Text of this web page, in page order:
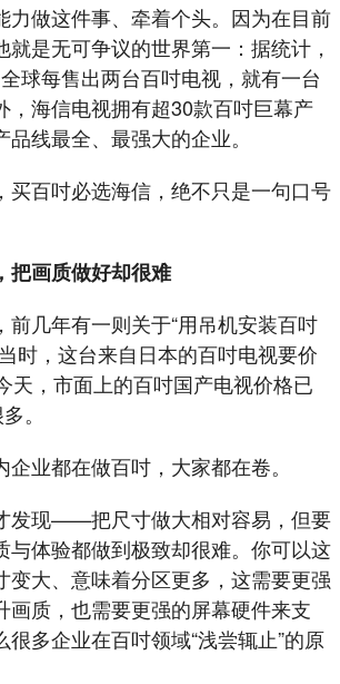
力做这件事、牵着个头。因为在目前
是无可争议的世界第一：据统计，
球每售出两台百吋电视，就有一台
，海信电视拥有超30款百吋巨幕产
线最全、最强大的企业。
买百吋必选海信，绝不只是一句口号
把画质做好却很难
前几年有一则关于“用吊机安装百吋
时，这台来自日本的百吋电视要价
天，市面上的百吋国产电视价格已
。
业都在做百吋，大家都在卷。
发现——把尺寸做大相对容易，但要
与体验都做到极致却很难。你可以这
变大、意味着分区更多，这需要更强
画质，也需要更强的屏幕硬件来支
多企业在百吋领域“浅尝辄止”的原